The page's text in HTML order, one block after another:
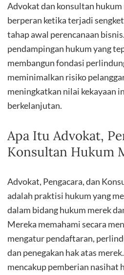
Advokat dan konsultan
berperan ketika terjadi
tahap awal perencanaan
pendampingan hukum yang
membangun fondasi
meminimalkan risiko
meningkatkan nilai kekayaan
berkelanjutan.
Apa Itu Advokat,
Konsultan Hukum
Advokat, Pengacara, dan
adalah praktisi hukum yang
dalam bidang hukum merek
Mereka memahami secara
mengatur pendaftaran,
dan penegakan hak atas
mencakup pemberian nasihat